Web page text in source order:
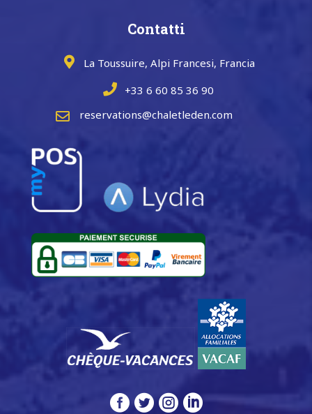
Contatti
La Toussuire, Alpi Francesi, Francia
+33 6 60 85 36 90